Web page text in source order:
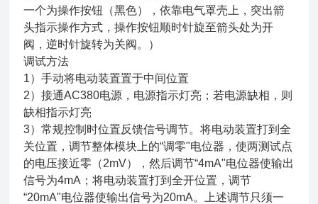
一个为操作按钮（黑色），依靠电气罩壳上，突出箭
头指示操作方式，操作按钮顺时针旋至箭头处为开
阀，逆时针旋转为关阀。）
调试方法
1）手动将电动装置置于中间位置
2）接通AC380电源，电源指示灯亮；若电源缺相，则
缺相指示灯亮
3）常规控制时位置反馈信号调节。将电动装置打到全
关位置，调节整体模块上的“调零"电位器，使两测试点
的电压接近零（2mV），然后调节“4mA"电位器使输出
信号为4mA；将电动装置打到全开位置，调节
“20mA"电位器使输出信号为20mA。上述调节只须一